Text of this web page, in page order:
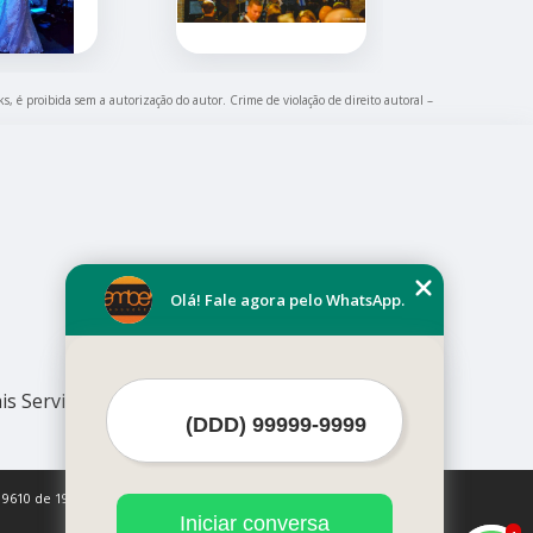
é proibida sem a autorização do autor. Crime de violação de direito autoral –
Serviços
de 19/02/1998)
Olá! Fale agora pelo WhatsApp.
Iniciar conversa